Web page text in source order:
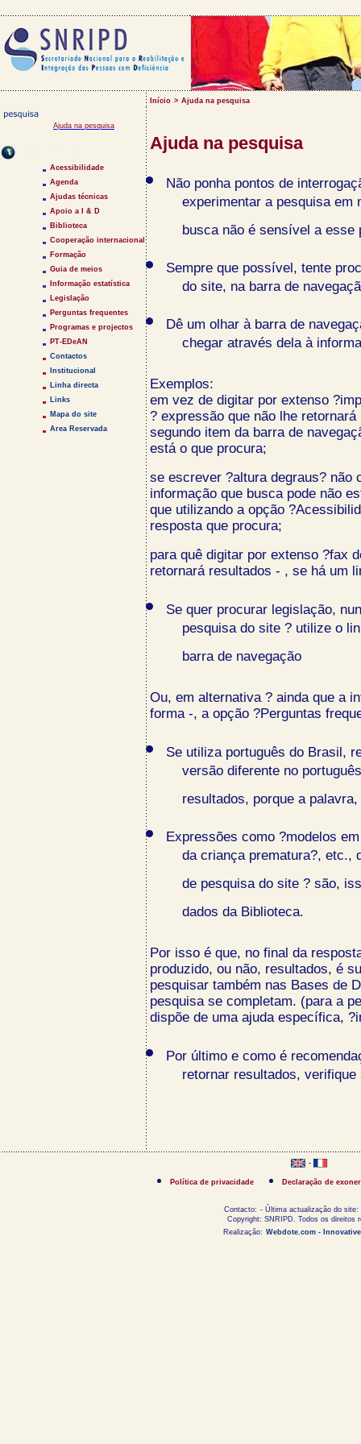
Início > Ajuda na pesquisa
Ajuda na pesquisa
Acessibilidade
Agenda
Ajudas técnicas
Apoio a I & D
Biblioteca
Cooperação internacional
Formação
Guia de meios
Informação estatística
Legislação
Perguntas frequentes
Programas e projectos
PT-EDeAN
Contactos
Institucional
Linha directa
Links
Mapa do site
Area Reservada
Ajuda na pesquisa
Não ponha pontos de
experimentar a pesquisa
busca não é sensível a
Sempre que possível, tente
do site, na barra de
Dê um olhar à barra de
chegar através dela à
Exemplos:
em vez de digitar por extenso
? expressão que não lhe
segundo item da barra de
está o que procura;
se escrever ?altura degraus? não
informação que busca pode não
que utilizando a opção
resposta que procura;
para quê digitar por extenso ?fax
retornará resultados - , se há um
Se quer procurar legislação,
pesquisa do site ? utilize o
barra de navegação
Ou, em alternativa ? ainda que a
forma -, a opção ?Perguntas
Se utiliza português do Brasil,
versão diferente no
resultados, porque a
Expressões como ?modelos
da criança prematura?,
de pesquisa do site ? são,
dados da Biblioteca.
Por isso é que, no final da
produzido, ou não, resultados, é
pesquisar também nas Bases de
pesquisa se completam. (para a
dispõe de uma ajuda específica,
Por último e como é
retornar resultados,
-
Política de privacidade Declaração de
Contacto: - Última actualização do site:
Copyright: SNRIPD. Todos os direitos
Realização: Webdote.com -